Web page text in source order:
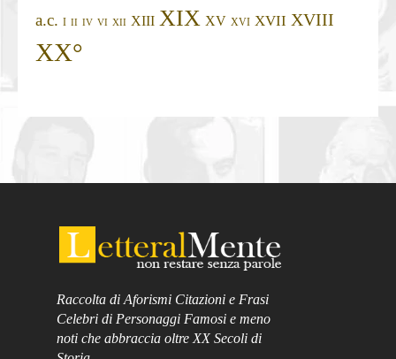
a.c. I II IV VI XII XIII XIX XV XVI XVII XVIII
XX°
Raccolta di Aforismi Citazioni e Frasi
Celebri di Personaggi Famosi e meno
noti che abbraccia oltre XX Secoli di